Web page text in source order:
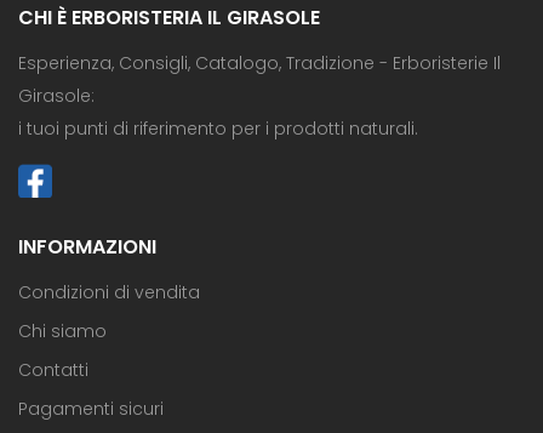
CHI È ERBORISTERIA IL GIRASOLE
Esperienza, Consigli, Catalogo, Tradizione - Erboristerie Il
Girasole:
i tuoi punti di riferimento per i prodotti naturali.
INFORMAZIONI
Condizioni di vendita
Chi siamo
Contatti
Pagamenti sicuri